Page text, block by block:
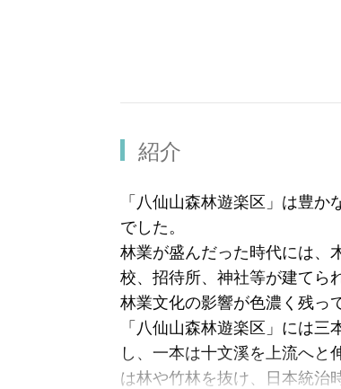
紹介
「八仙山森林遊楽区」は豊
でした。
林業が盛んだった時代には、
校、招待所、神社等が建てら
林業文化の影響が色濃く残っ
「八仙山森林遊楽区」には
し、一本は十文溪を上流へ
は林や竹林を抜け、日本統治